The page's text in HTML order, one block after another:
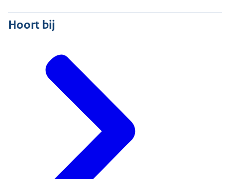
Hoort bij